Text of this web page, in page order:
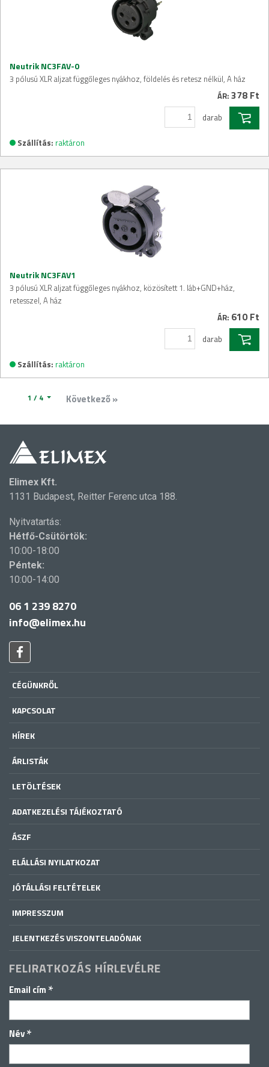
Neutrik NC3FAV-0
3 pólusú XLR aljzat függőleges nyákhoz, földelés és retesz nélkül, A ház
ÁR: 378 Ft
darab
Szállítás: raktáron
Neutrik NC3FAV1
3 pólusú XLR aljzat függőleges nyákhoz, közösített 1. láb+GND+ház,
retesszel, A ház
ÁR: 610 Ft
darab
Szállítás: raktáron
1 / 4 Következő »
Elimex Kft.
1131 Budapest, Reitter Ferenc utca 188.
Nyitvatartás:
Hétfő-Csütörtök:
10:00-18:00
Péntek:
10:00-14:00
06 1 239 8270
info@elimex.hu
CÉGÜNKRŐL
KAPCSOLAT
HÍREK
ÁRLISTÁK
LETÖLTÉSEK
ADATKEZELÉSI TÁJÉKOZTATÓ
ÁSZF
ELÁLLÁSI NYILATKOZAT
JÓTÁLLÁSI FELTÉTELEK
IMPRESSZUM
JELENTKEZÉS VISZONTELADÓNAK
FELIRATKOZÁS HÍRLEVÉLRE
Email cím *
Név*